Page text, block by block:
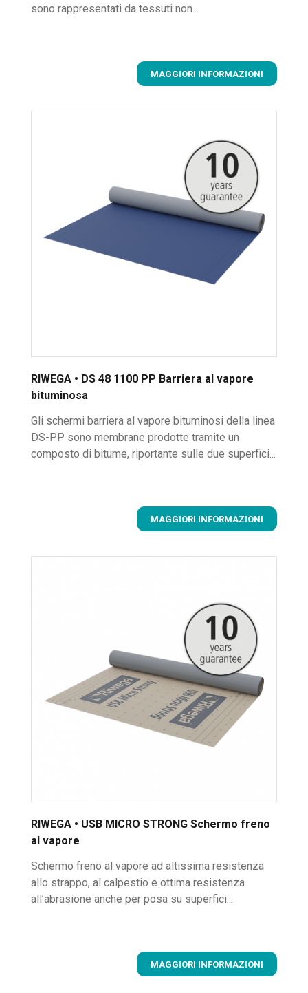
sono rappresentati da tessuti non...
MAGGIORI INFORMAZIONI
RIWEGA • DS 48 1100 PP Barriera al vapore
bituminosa
Gli schermi barriera al vapore bituminosi della linea
DS-PP sono membrane prodotte tramite un
composto di bitume, riportante sulle due superfici...
MAGGIORI INFORMAZIONI
RIWEGA • USB MICRO STRONG Schermo freno
al vapore
Schermo freno al vapore ad altissima resistenza
allo strappo, al calpestio e ottima resistenza
all’abrasione anche per posa su superfici...
MAGGIORI INFORMAZIONI